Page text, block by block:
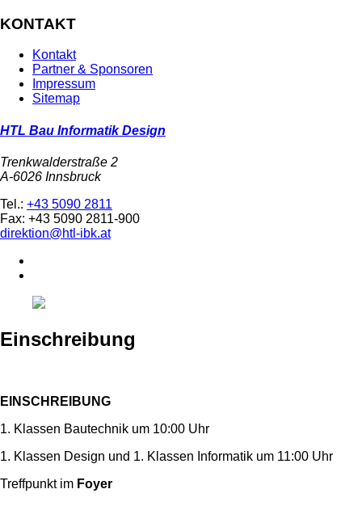
KONTAKT
Kontakt
Partner & Sponsoren
Impressum
Sitemap
HTL Bau Informatik Design
Trenkwalderstraße 2
A-6026 Innsbruck
Tel.: +43 5090 2811
Fax: +43 5090 2811-900
direktion@htl-ibk.at
Einschreibung
EINSCHREIBUNG
1. Klassen Bautechnik um 10:00 Uhr
1. Klassen Design und 1. Klassen Informatik um 11:00 Uhr
Treffpunkt im Foyer